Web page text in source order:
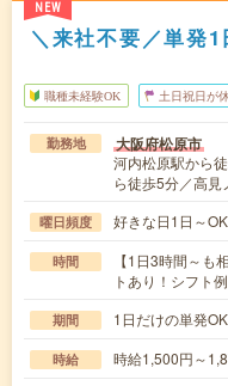
NEW
＼来社不要／単発
職種未経験OK 土日祝日が
勤務地 大阪府松原市
河内松原駅から
ら徒歩5分／高
曜日頻度 好きな日1日～
時間
【1日3時間～も
トあり！シフ
期間 1日だけの単発
時給 時給1,500円～